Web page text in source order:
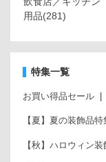
用品(281)
特集一覧
お買い得品セール
【夏】夏の装飾品特
【秋】ハロウィン